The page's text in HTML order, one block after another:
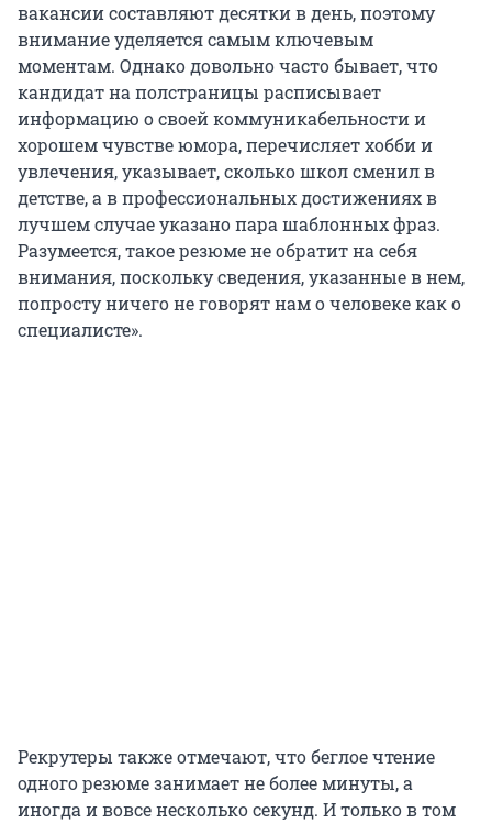
вакансии составляют десятки в день, поэтому
внимание уделяется самым ключевым
моментам. Однако довольно часто бывает, что
кандидат на полстраницы расписывает
информацию о своей коммуникабельности и
хорошем чувстве юмора, перечисляет хобби и
увлечения, указывает, сколько школ сменил в
детстве, а в профессиональных достижениях в
лучшем случае указано пара шаблонных фраз.
Разумеется, такое резюме не обратит на себя
внимания, поскольку сведения, указанные в нем,
попросту ничего не говорят нам о человеке как о
специалисте».
Рекрутеры также отмечают, что беглое чтение
одного резюме занимает не более минуты, а
иногда и вовсе несколько секунд. И только в том